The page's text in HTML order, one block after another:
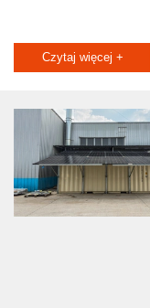
Czytaj więcej +